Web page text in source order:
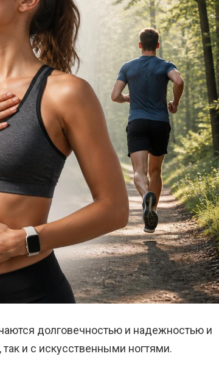
долговечностью и надежностью и
так и с искусственными ногтями.